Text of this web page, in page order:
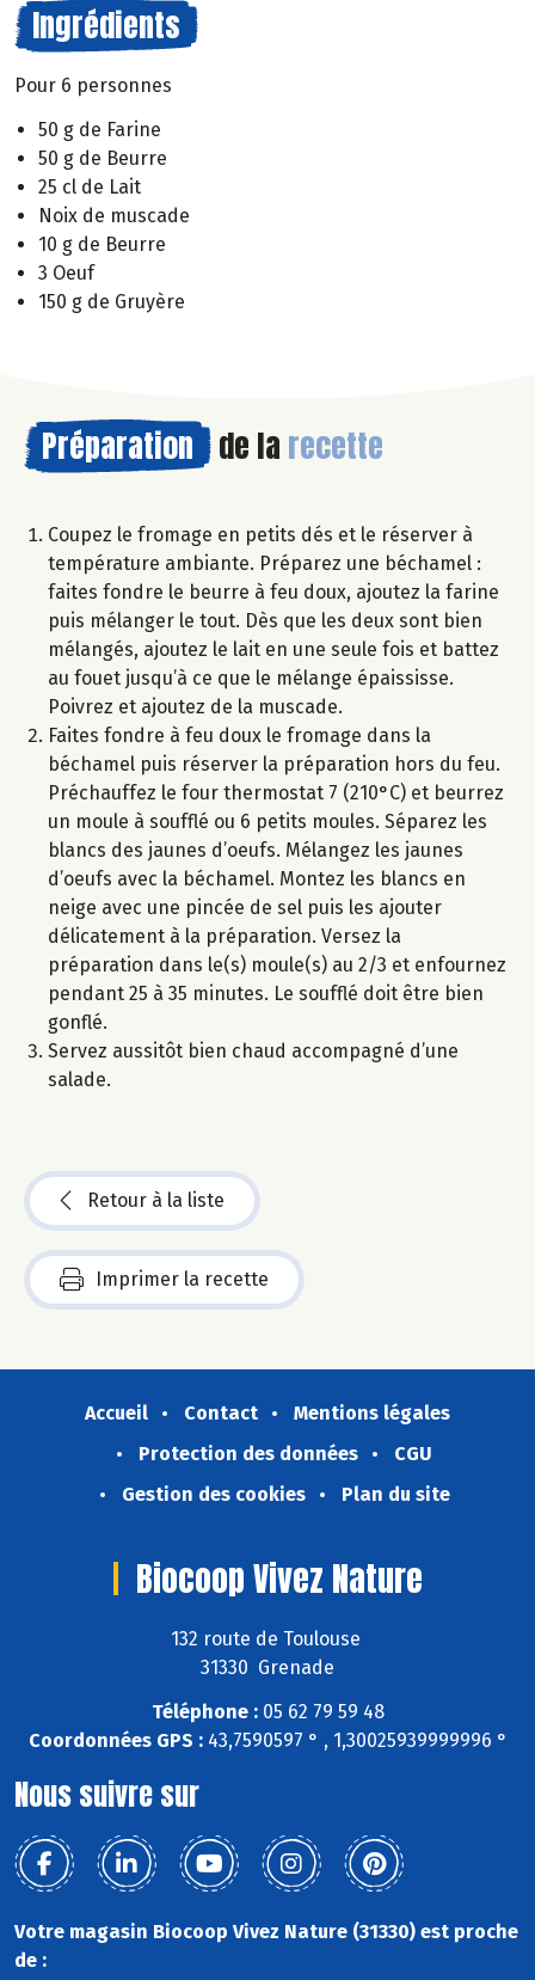
Ingrédients
Pour 6 personnes
50 g de Farine
50 g de Beurre
25 cl de Lait
Noix de muscade
10 g de Beurre
3 Oeuf
150 g de Gruyère
Préparation de la recette
Coupez le fromage en petits dés et le réserver à
température ambiante. Préparez une béchamel :
faites fondre le beurre à feu doux, ajoutez la farine
puis mélanger le tout. Dès que les deux sont bien
mélangés, ajoutez le lait en une seule fois et battez
au fouet jusqu’à ce que le mélange épaississe.
Poivrez et ajoutez de la muscade.
Faites fondre à feu doux le fromage dans la
béchamel puis réserver la préparation hors du feu.
Préchauffez le four thermostat 7 (210°C) et beurrez
un moule à soufflé ou 6 petits moules. Séparez les
blancs des jaunes d’oeufs. Mélangez les jaunes
d’oeufs avec la béchamel. Montez les blancs en
neige avec une pincée de sel puis les ajouter
délicatement à la préparation. Versez la
préparation dans le(s) moule(s) au 2/3 et enfournez
pendant 25 à 35 minutes. Le soufflé doit être bien
gonflé.
Servez aussitôt bien chaud accompagné d’une
salade.
Retour à la liste
Imprimer la recette
Accueil Contact
Mentions légales
Protection des données
CGU
Gestion des cookies
Plan du site
Biocoop Vivez Nature
132 route de Toulouse
31330 Grenade
Téléphone :05 62 79 59 48
Coordonnées GPS :43,7590597 ° , 1,30025939999996 °
Nous suivre sur
Votre magasin Biocoop Vivez Nature (31330) est proche
de :